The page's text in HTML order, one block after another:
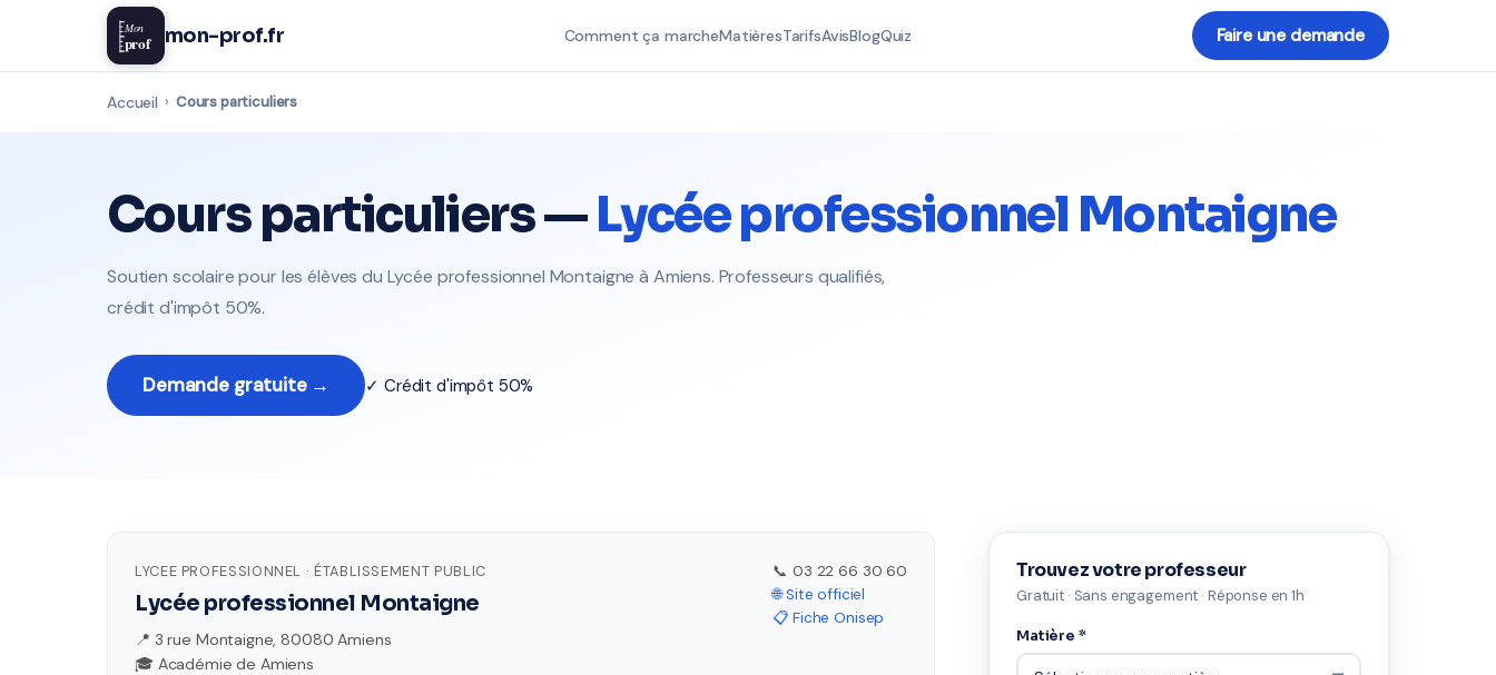
Mon
prof mon-prof.fr Comment ça marcheMatièresTarifsAvisBlogQuiz Faire une demande
Accueil › Cours particuliers
Cours particuliers —Lycée professionnel Montaigne
Soutien scolaire pour les élèves du Lycée professionnel Montaigne à Amiens. Professeurs qualifiés,
crédit d'impôt 50%.
Demande gratuite → ✓ Crédit d'impôt 50%
LYCEE PROFESSIONNEL · ÉTABLISSEMENT PUBLIC
Lycée professionnel Montaigne
📍 3 rue Montaigne, 80080 Amiens
🎓 Académie de Amiens
📞 03 22 66 30 60
🌐 Site officiel
📋 Fiche Onisep
Trouvez votre professeur
Gratuit · Sans engagement · Réponse en 1h
Matière *